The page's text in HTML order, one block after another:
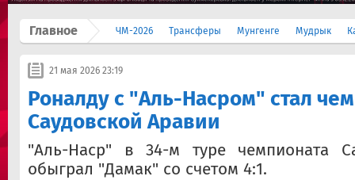
Главное ЧМ-2026 Трансферы Мунгенге Мудрык
21 мая 2026 23:19
Роналду с "Аль-Насром" стал
Саудовской Аравии
"Аль-Наср" в 34-м туре чемпионата
обыграл "Дамак" со счетом 4:1.